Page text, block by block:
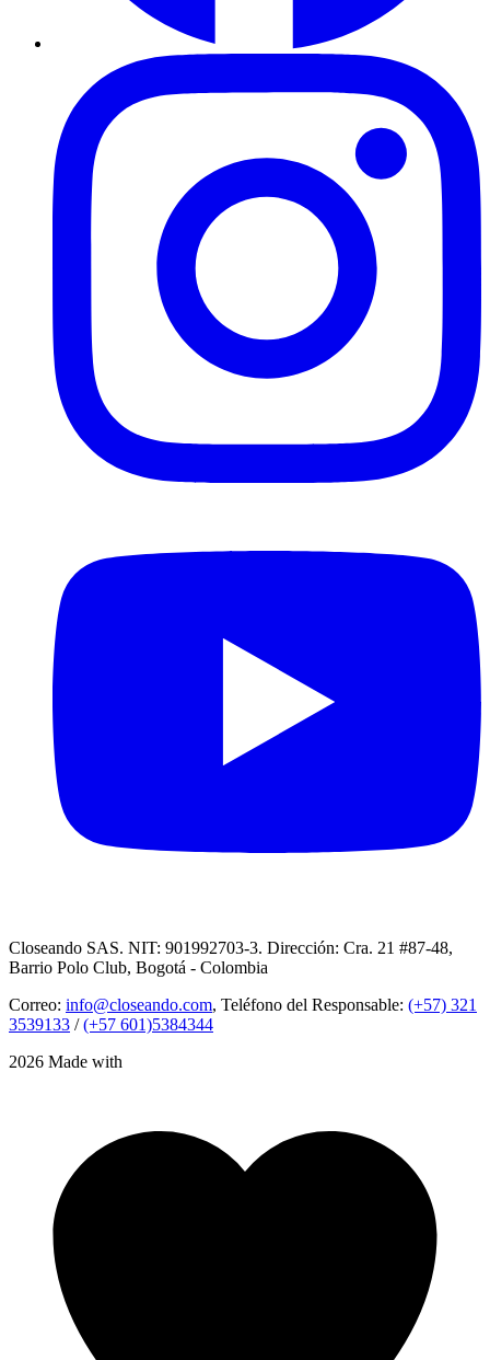
Closeando SAS. NIT: 901992703-3. Dirección: Cra. 21 #87-48,
Barrio Polo Club, Bogotá - Colombia
Correo: info@closeando.com, Teléfono del Responsable: (+57) 321
3539133 /(+57 601)5384344
2026 Made with